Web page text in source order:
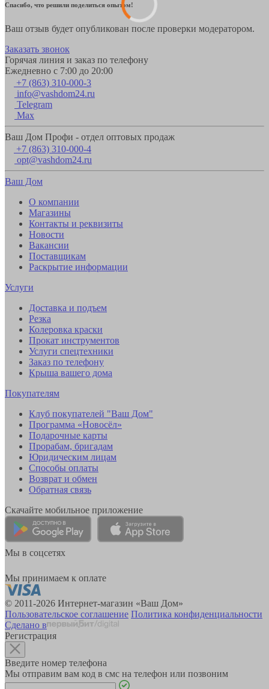
Спасибо, что решили поделиться опытом!
Ваш отзыв будет опубликован после проверки модератором.
Заказать звонок
Горячая линия и заказ по телефону
Ежедневно с 7:00 до 20:00
+7 (863) 310-000-3
info@vashdom24.ru
Telegram
Max
Ваш Дом Профи - отдел оптовых продаж
+7 (863) 310-000-4
opt@vashdom24.ru
Ваш Дом
О компании
Магазины
Контакты и реквизиты
Новости
Вакансии
Поставщикам
Раскрытие информации
Услуги
Доставка и подъем
Резка
Колеровка краски
Прокат инструментов
Услуги спецтехники
Заказ по телефону
Крыша вашего дома
Покупателям
Клуб покупателей "Ваш Дом"
Программа «Новосёл»
Подарочные карты
Прорабам, бригадам
Юридическим лицам
Способы оплаты
Возврат и обмен
Обратная связь
Скачайте мобильное приложение
Мы в соцсетях
Мы принимаем к оплате
© 2011-2026 Интернет-магазин «Ваш Дом»
Пользовательское соглашение Политика конфиденциальности
Сделано в
Регистрация
Введите номер телефона
Мы отправим вам код в смс на телефон или позвоним